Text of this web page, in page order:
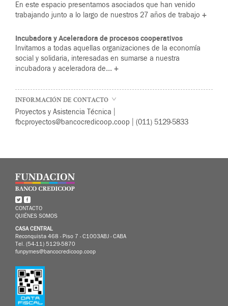
En este espacio presentamos asociados que han venido
trabajando junto a lo largo de nuestros 27 años de trabajo +
Incubadora y Aceleradora de procesos cooperativos
Invitamos a todas aquellas organizaciones de la economía
social y solidaria, interesadas en sumarse a nuestra
incubadora y aceleradora de... +
INFORMACIÓN DE CONTACTO
Proyectos y Asistencia Técnica |
fbcproyectos@bancocredicoop.coop | (011) 5129-5833
CONTACTO
QUIÉNES SOMOS
CASA CENTRAL
Reconquista 468 - Piso 7 - C1003ABJ - CABA
Tel. (54-11) 5129-5870
funpymes@bancocredicoop.coop